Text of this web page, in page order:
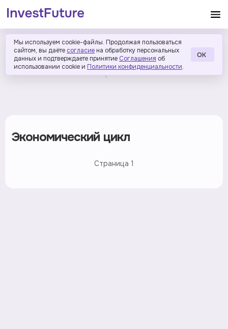
Мы используем cookie-файлы. Продолжая пользоваться
сайтом, вы даёте согласие на обработку персональных
данных и подтверждаете принятие Соглашения об
использовании cookie и Политики конфиденциальности.
ОК
Экономический цикл
Страница 1